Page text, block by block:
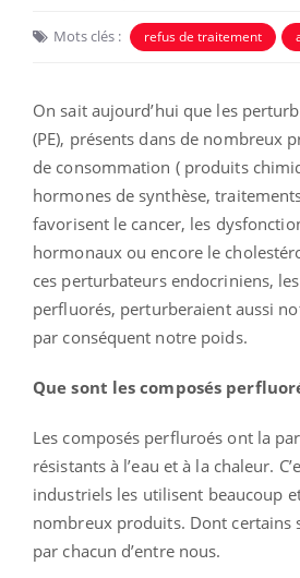
Mots clés : refus de traitement
On sait aujourd’hui que les
(PE), présents dans de nombreux
de consommation ( produits
hormones de synthèse,
favorisent le cancer, les
hormonaux ou encore le
ces perturbateurs endocriniens,
perfluorés, perturberaient aussi
par conséquent notre poids.
Que sont les composés
Les composés perfluroés ont la
résistants à l’eau et à la chaleur.
industriels les utilisent beaucoup
nombreux produits. Dont certains
par chacun d’entre nous.